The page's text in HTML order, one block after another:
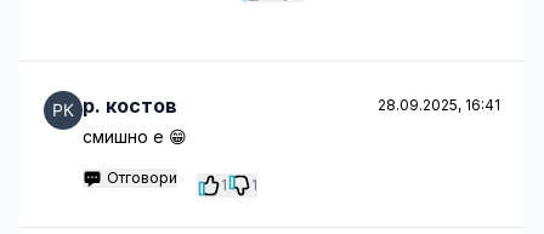
p. костов 28.09.2025, 16:41
смишно е 😁
Отговори 1 1